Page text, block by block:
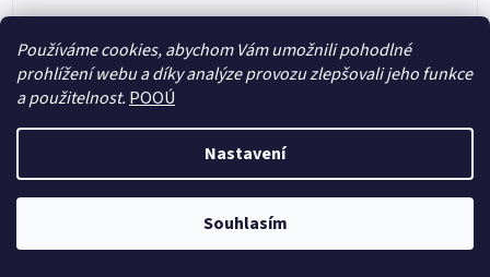
Používáme cookies, abychom Vám umožnili pohodlné
prohlížení webu a díky analýze provozu zlepšovali jeho funkce
a použitelnost. POOÚ
Nastavení
Souhlasím
Kapsová plenka (M) - Fialové kopretiny SZ